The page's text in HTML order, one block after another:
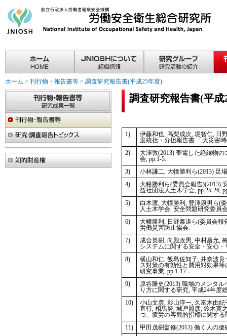
ホーム > 刊行物・報告書等 > 調査研究報告書(平成25年度)
調査研究報告書(平成
1)
伊藤和也, 高梨成次, 堀智仁, 日
度統括・分担報告書 「大災害
2)
大澤敦(2013) 帯電した絶縁物
会, pp.1-5.
3)
小林謙二, 大幢勝利ら(2013) 足
4)
大幢勝利ら(委員会報告)(2013)
益社団法人土木学会, pp.25-26,
5)
白木渡, 大幢勝利, 豊澤康男ら(
人土木学会, 安全問題研究委員
6)
大幢勝利, 日野泰道ら(委員会報
労働災害防止協会.
7)
成合英樹, 向殿政男, 中村昌允,
システムに関する安全・安心
8)
横山和仁, 飯島佐知子, 井奈波
ス対策の有効性と費用対効果
研究事業, pp.1-17．
9)
原谷隆史(2013) 職場のメンタ
り方に関する研究, 平成24年度
10)
小山文彦, 影山淳一, 久富木由
直行, 相馬努, 城戸照彦, 鈴木寛
つ、疲労の客観的指標に関す
11)
甲田茂樹監修(2013) 働く人の